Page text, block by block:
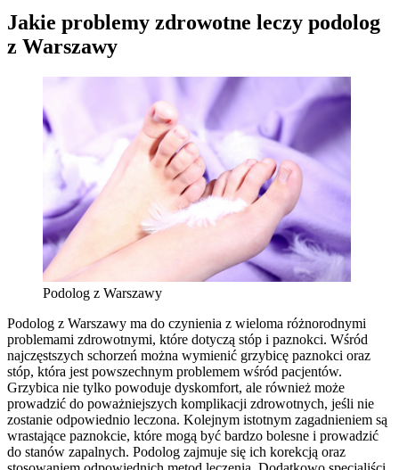
Jakie problemy zdrowotne leczy podolog
z Warszawy
Podolog z Warszawy
Podolog z Warszawy ma do czynienia z wieloma różnorodnymi
problemami zdrowotnymi, które dotyczą stóp i paznokci. Wśród
najczęstszych schorzeń można wymienić grzybicę paznokci oraz
stóp, która jest powszechnym problemem wśród pacjentów.
Grzybica nie tylko powoduje dyskomfort, ale również może
prowadzić do poważniejszych komplikacji zdrowotnych, jeśli nie
zostanie odpowiednio leczona. Kolejnym istotnym zagadnieniem są
wrastające paznokcie, które mogą być bardzo bolesne i prowadzić
do stanów zapalnych. Podolog zajmuje się ich korekcją oraz